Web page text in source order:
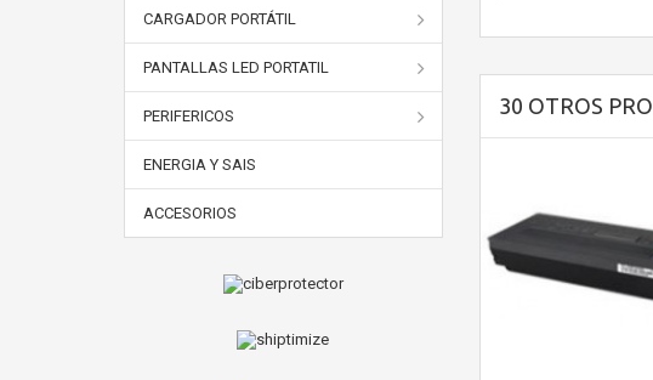
CARGADOR PORTÁTIL
PANTALLAS LED PORTATIL
PERIFERICOS
ENERGIA Y SAIS
ACCESORIOS
30 OTROS